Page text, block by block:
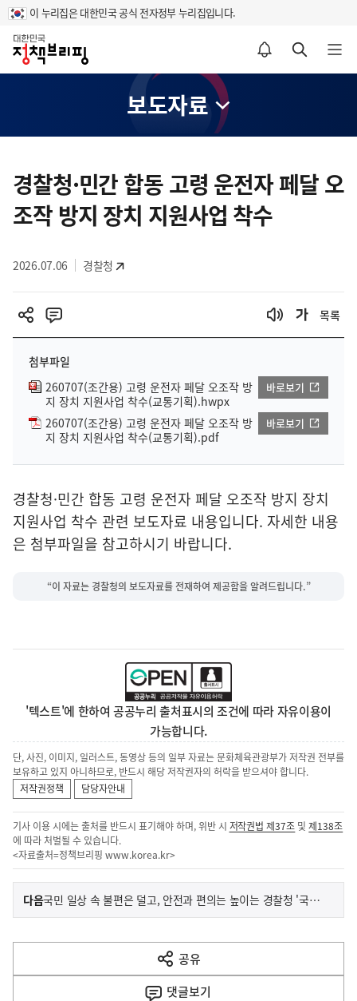
이 누리집은 대한민국 공식 전자정부 누리집입니다.
홈
알림설정 바로가기 검색 바로가기 메뉴 열기
보도자료
텐
츠
영
경찰청·민간 합동 고령 운전자 페달 오
조작 방지 장치 지원사업 착수
2026.07.06 경찰청
목록
첨부파일
260707(조간용) 고령 운전자 페달 오조작 방
지 장치 지원사업 착수(교통기획).hwpx
바로보기
260707(조간용) 고령 운전자 페달 오조작 방
지 장치 지원사업 착수(교통기획).pdf
바로보기
경찰청·민간 합동 고령 운전자 페달 오조작 방지 장치
지원사업 착수 관련 보도자료 내용입니다. 자세한 내용
은 첨부파일을 참고하시기 바랍니다.
“이 자료는 경찰청의 보도자료를 전재하여 제공함을 알려드립니다.”
'텍스트'에 한하여 공공누리 출처표시의 조건에 따라 자유이용이
가능합니다.
단, 사진, 이미지, 일러스트, 동영상 등의 일부 자료는 문화체육관광부가 저작권 전부를
보유하고 있지 아니하므로, 반드시 해당 저작권자의 허락을 받으셔야 합니다.
저작권정책
담당자안내
기사 이용 시에는 출처를 반드시 표기해야 하며, 위반 시 저작권법 제37조 및제138조
에 따라 처벌될 수 있습니다.
<자료출처=정책브리핑 www.korea.kr>
이
전
다
음
다음기
국민 일상 속 불편은 덜고, 안전과 편의는 높이는 경찰청 '국민 체감 과제' 본격 추진
공유
열
기
댓글보기